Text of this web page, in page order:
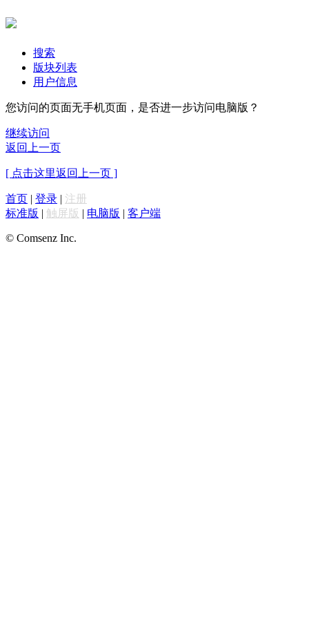
搜索
版块列表
用户信息
您访问的页面无手机页面，是否进一步访问电脑版？
继续访问
返回上一页
[ 点击这里返回上一页 ]
首页 | 登录 | 注册
标准版 | 触屏版 | 电脑版 | 客户端
© Comsenz Inc.